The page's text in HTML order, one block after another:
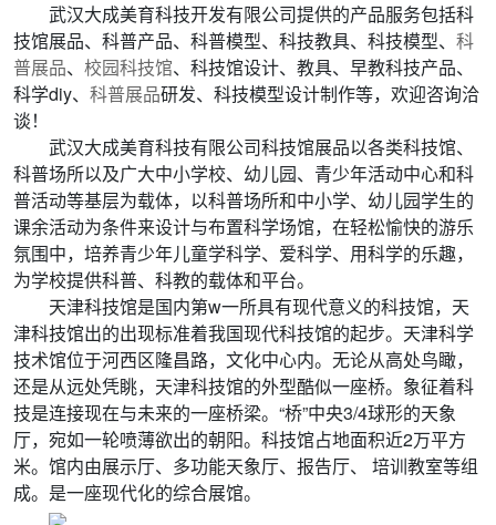
武汉大成美育科技开发有限公司提供的产品服务包括科
技馆展品、科普产品、科普模型、科技教具、科技模型、 科
普展品、 校园科技馆、科技馆设计、教具、早教科技产品、
科学diy、 科普展品研发、科技模型设计制作等，欢迎咨询洽
谈！
武汉大成美育科技有限公司科技馆展品以各类科技馆、
科普场所以及广大中小学校、幼儿园、青少年活动中心和科
普活动等基层为载体，以科普场所和中小学、幼儿园学生的
课余活动为条件来设计与布置科学场馆，在轻松愉快的游乐
氛围中，培养青少年儿童学科学、爱科学、用科学的乐趣，
为学校提供科普、科教的载体和平台。
天津科技馆是国内第w一所具有现代意义的科技馆，天
津科技馆出的出现标准着我国现代科技馆的起步。天津科学
技术馆位于河西区隆昌路，文化中心内。无论从高处鸟瞰，
还是从远处凭眺，天津科技馆的外型酷似一座桥。象征着科
技是连接现在与未来的一座桥梁。“桥”中央3/4球形的天象
厅，宛如一轮喷薄欲出的朝阳。科技馆占地面积近2万平方
米。馆内由展示厅、多功能天象厅、报告厅、 培训教室等组
成。是一座现代化的综合展馆。